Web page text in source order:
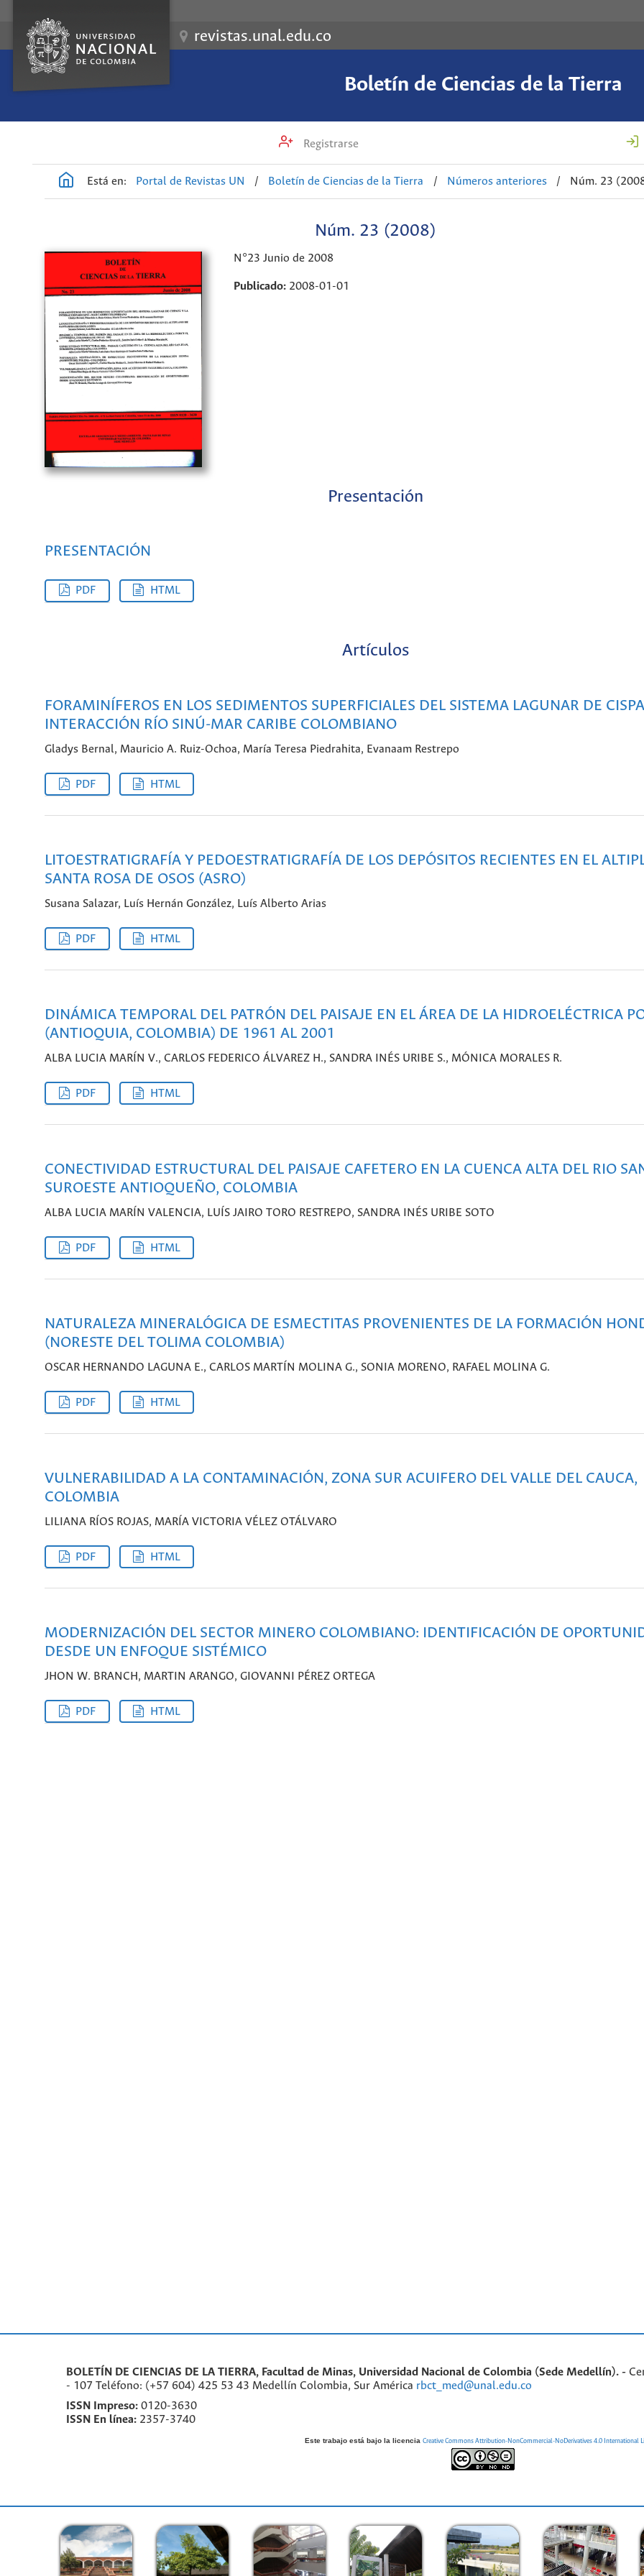
revistas.unal.edu.co
Boletín de Ciencias de la Tierra
Registrarse
Está en: Portal de Revistas UN / Boletín de Ciencias de la Tierra / Números anteriores / Núm. 23
Núm. 23 (2008)
N°23 Junio de 2008
Publicado: 2008-01-01
Presentación
PRESENTACIÓN
PDF HTML
Artículos
FORAMINÍFEROS EN LOS SEDIMENTOS SUPERFICIALES DEL SISTEMA LAGUNAR DE
INTERACCIÓN RÍO SINÚ-MAR CARIBE COLOMBIANO
Gladys Bernal, Mauricio A. Ruiz-Ochoa, María Teresa Piedrahita, Evanaam Restrepo
PDF HTML
LITOESTRATIGRAFÍA Y PEDOESTRATIGRAFÍA DE LOS DEPÓSITOS RECIENTES EN EL
SANTA ROSA DE OSOS (ASRO)
Susana Salazar, Luís Hernán González, Luís Alberto Arias
PDF HTML
DINÁMICA TEMPORAL DEL PATRÓN DEL PAISAJE EN EL ÁREA DE LA HIDROELÉCTRICA
(ANTIOQUIA, COLOMBIA) DE 1961 AL 2001
ALBA LUCIA MARÍN V., CARLOS FEDERICO ÁLVAREZ H., SANDRA INÉS URIBE S., MÓNICA MORALES R.
PDF HTML
CONECTIVIDAD ESTRUCTURAL DEL PAISAJE CAFETERO EN LA CUENCA ALTA DEL RIO
SUROESTE ANTIOQUEÑO, COLOMBIA
ALBA LUCIA MARÍN VALENCIA, LUÍS JAIRO TORO RESTREPO, SANDRA INÉS URIBE SOTO
PDF HTML
NATURALEZA MINERALÓGICA DE ESMECTITAS PROVENIENTES DE LA FORMACIÓN
(NORESTE DEL TOLIMA COLOMBIA)
OSCAR HERNANDO LAGUNA E., CARLOS MARTÍN MOLINA G., SONIA MORENO, RAFAEL MOLINA G.
PDF HTML
VULNERABILIDAD A LA CONTAMINACIÓN, ZONA SUR ACUIFERO DEL VALLE DEL CAUCA,
COLOMBIA
LILIANA RÍOS ROJAS, MARÍA VICTORIA VÉLEZ OTÁLVARO
PDF HTML
MODERNIZACIÓN DEL SECTOR MINERO COLOMBIANO: IDENTIFICACIÓN DE
DESDE UN ENFOQUE SISTÉMICO
JHON W. BRANCH, MARTIN ARANGO, GIOVANNI PÉREZ ORTEGA
PDF HTML
BOLETÍN DE CIENCIAS DE LA TIERRA, Facultad de Minas, Universidad Nacional de Colombia (Sede Medellín). -
- 107 Teléfono: (+57 604) 425 53 43 Medellín Colombia, Sur América rbct_med@unal.edu.co
ISSN Impreso: 0120-3630
ISSN En línea: 2357-3740
Este trabajo está bajo la licencia Creative Commons Attribution-NonCommercial-NoDerivatives 4.0 International